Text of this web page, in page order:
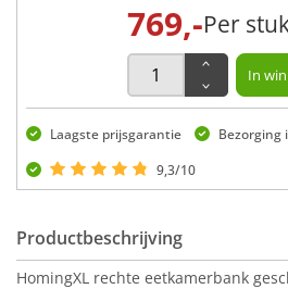
769,-Per
In
Laagste prijsgarantie
Bezorging
9,3/10
Productbeschrijving
HomingXL rechte eetkamerbank